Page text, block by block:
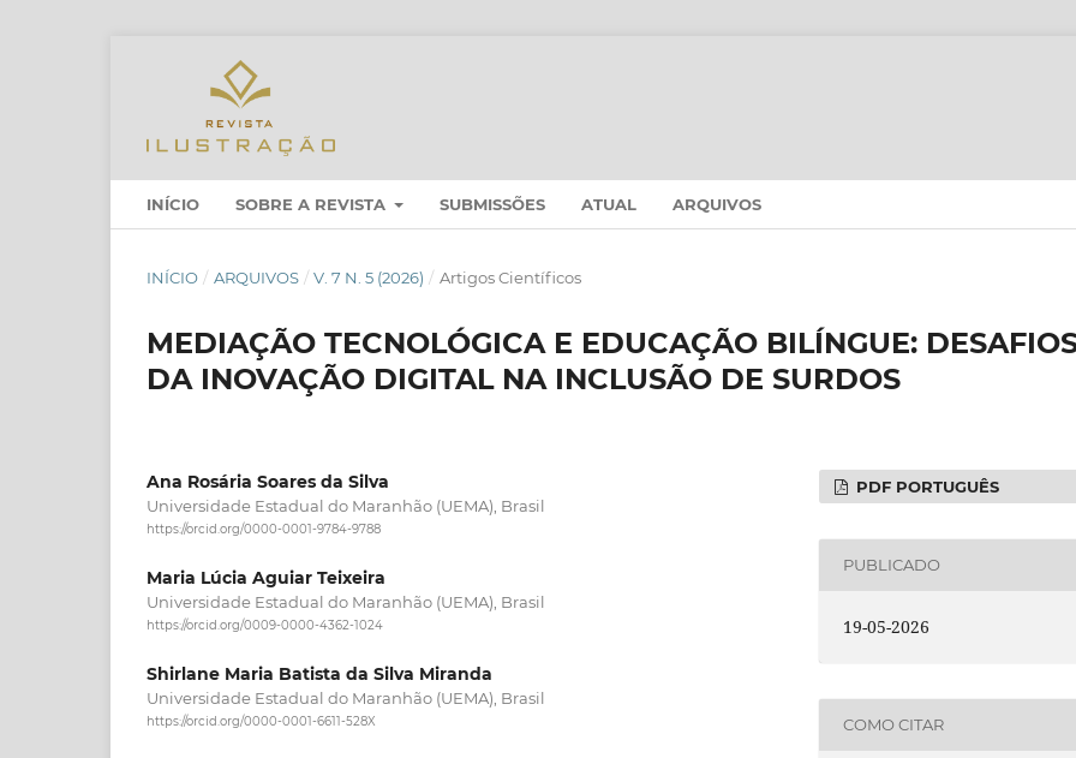
INÍCIO SOBRE A REVISTA SUBMISSÕES ATUAL ARQUIVOS
INÍCIO / ARQUIVOS / V. 7 N. 5 (2026) / Artigos Científicos
MEDIAÇÃO TECNOLÓGICA E EDUCAÇÃO BILÍNGUE:
DA INOVAÇÃO DIGITAL NA INCLUSÃO DE SURDOS
Ana Rosária Soares da Silva
Universidade Estadual do Maranhão (UEMA), Brasil
https://orcid.org/0000-0001-9784-9788
Maria Lúcia Aguiar Teixeira
Universidade Estadual do Maranhão (UEMA), Brasil
https://orcid.org/0009-0000-4362-1024
Shirlane Maria Batista da Silva Miranda
Universidade Estadual do Maranhão (UEMA), Brasil
https://orcid.org/0000-0001-6611-528X
PDF PORTUGUÊS
PUBLICADO
19-05-2026
COMO CITAR